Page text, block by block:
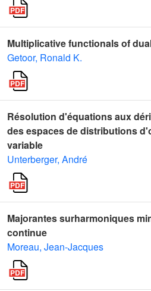
Multiplicative functionals of
Getoor, Ronald K.
Résolution d'équations aux
des espaces de distributions
variable
Unterberger, André
Majorantes surharmoniques
continue
Moreau, Jean-Jacques